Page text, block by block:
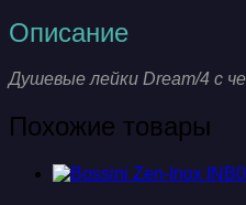
Описание
Душевые лейки Dream/4 с
Похожие товары